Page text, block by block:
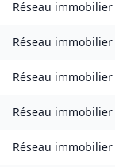
Réseau immobilier
Réseau immobilier
Réseau immobilier
Réseau immobilier
Réseau immobilier